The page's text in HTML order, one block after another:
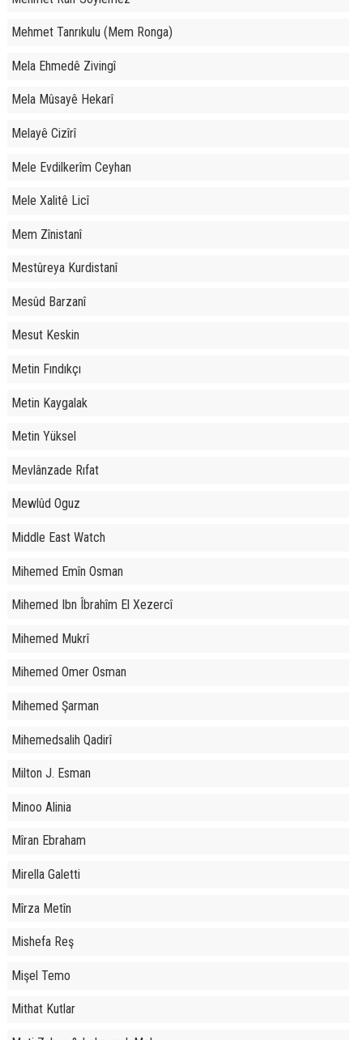
Mehmet Tanrıkulu (Mem Ronga)
Mela Ehmedê Zivingî
Mela Mûsayê Hekarî
Melayê Cizîrî
Mele Evdilkerîm Ceyhan
Mele Xalitê Licî
Mem Zînistanî
Mestûreya Kurdistanî
Mesûd Barzanî
Mesut Keskin
Metin Fındıkçı
Metin Kaygalak
Metin Yüksel
Mevlânzade Rıfat
Mewlûd Oguz
Middle East Watch
Mihemed Emîn Osman
Mihemed Ibn Îbrahîm El Xezercî
Mihemed Mukrî
Mihemed Omer Osman
Mihemed Şarman
Mihemedsalih Qadirî
Milton J. Esman
Minoo Alinia
Mîran Ebraham
Mirella Galetti
Mîrza Metîn
Mishefa Reş
Mişel Temo
Mithat Kutlar